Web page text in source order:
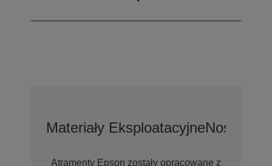
Materiały EksploatacyjneNośniki
Atramenty Epson zostały opracowane z